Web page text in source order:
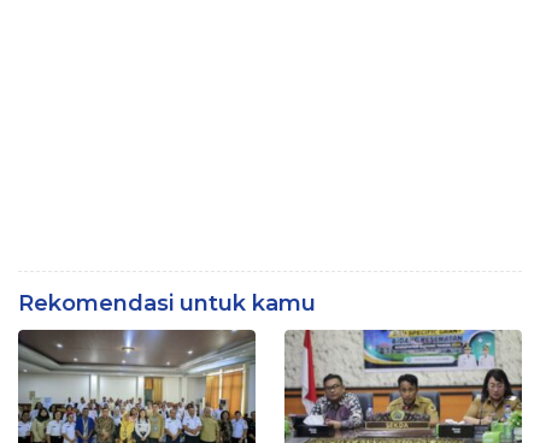
Rekomendasi untuk kamu